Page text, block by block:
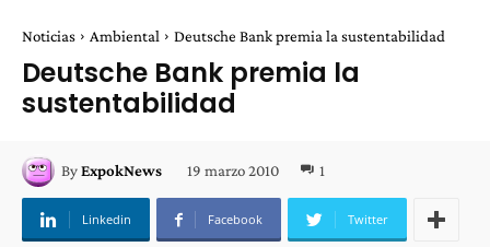
Noticias Ambiental Deutsche Bank premia la sustentabilidad
Deutsche Bank premia la
sustentabilidad
ByExpokNews 19 marzo 2010 1
Linkedin Facebook Twitter